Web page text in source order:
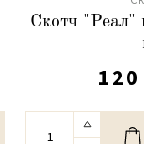
Скотч